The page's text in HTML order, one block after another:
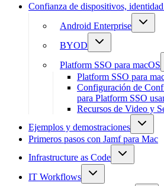
Confianza de dispositivos,
Android Enterprise
BYOD
Platform SSO para macOS
Platform SSO para
Configuración de
para Platform SSO
Recursos de Video y
Ejemplos y demostraciones
Primeros pasos con Jamf para Mac
Infrastructure as Code
IT Workflows